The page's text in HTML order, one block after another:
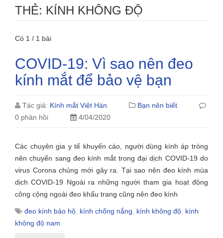
THẺ: KÍNH KHÔNG ĐỘ
Có 1 / 1 bài
COVID-19: Vì sao nên đeo
kính mắt để bảo vệ bạn
Tác giả: Kính mắt Việt Hàn
Bạn nên biết
0 phản hồi
4/04/2020
Các chuyên gia y tế khuyến cáo, người dùng kính áp tròng
nên chuyển sang đeo kính mắt trong đại dịch COVID-19 do
virus Corona chủng mới gây ra. Tại sao nên đeo kính mùa
dịch COVID-19 Ngoài ra những người tham gia hoạt động
công cộng ngoài đeo khẩu trang cũng nên đeo kính
đeo kính bảo hộ kính chống nắng kính không độ kính
không độ nam